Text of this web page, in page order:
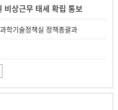
비상근무 태세 확립 통보
학기술정책실 정책총괄과